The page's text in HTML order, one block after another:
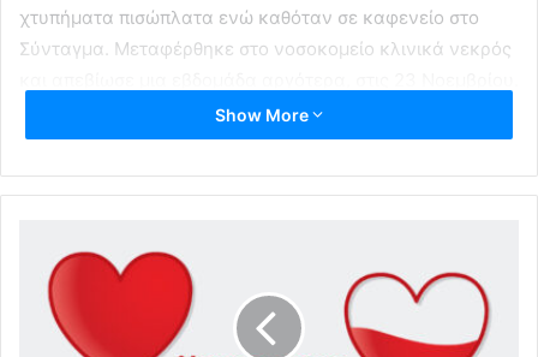
χτυπήματα πισώπλατα ενώ καθόταν σε καφενείο στο
Σύνταγμα. Μεταφέρθηκε στο νοσοκομείο κλινικά νεκρός
Ο Ιταλός ιατροδικαστής Ντουράντε περιέγραψε ως αιτία
θανάτου ένα “καίριο πλήγμα αποκοπής του εγκεφάλου”.
πορεία στη χώρα μετά τη μεταπολίτευση. Πέραν του
Κουμή, από τα χτυπήματα των ΜΑΤ πέθανε και η
21χρονη εργάτρια από το Περιστέρι, Σταματίνα
Show More